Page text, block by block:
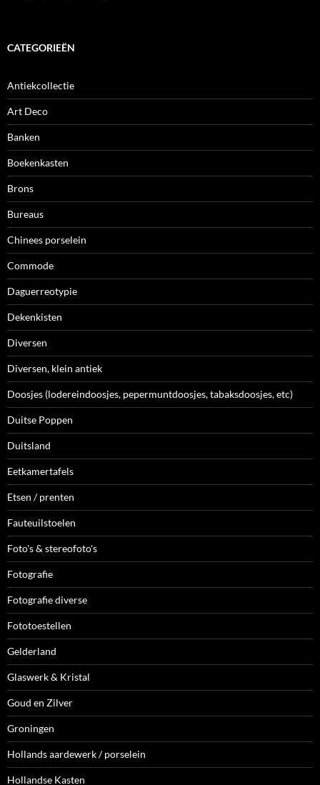
CATEGORIEËN
Antiekcollectie
Art Deco
Banken
Boekenkasten
Brons
Bureaus
Chinees porselein
Commode
Daguerreotypie
Dekenkisten
Diversen
Diversen, klein antiek
Doosjes (lodereindoosjes, pepermuntdoosjes, tabaksdoosjes, etc)
Duitse Poppen
Duitsland
Eetkamertafels
Etsen / prenten
Fauteuilstoelen
Foto's & stereofoto's
Fotografie
Fotografie diverse
Fototoestellen
Gelderland
Glaswerk & Kristal
Goud en Zilver
Groningen
Hollands aardewerk / porselein
Hollandse Kasten